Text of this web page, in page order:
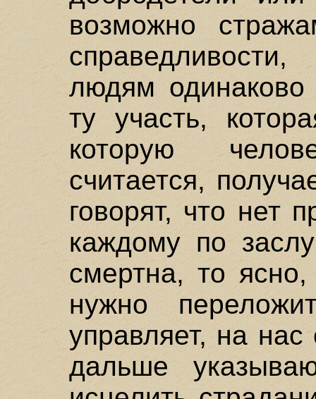
возможно
людям
ту участь,
которую
считается,
говорят, что нет
каждому по
смертна, то
нужно
управляет, на
дальше